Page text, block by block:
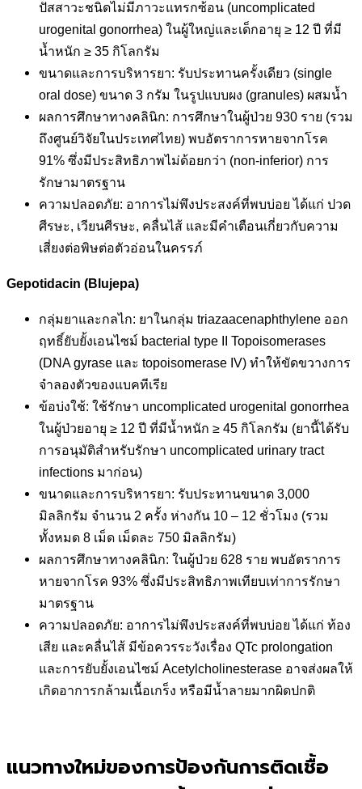
ปัสสาวะชนิดไม่มีภาวะแทรกซ้อน (uncomplicated
urogenital gonorrhea) ในผู้ใหญ่และเด็กอายุ ≥ 12 ปี ที่มี
น้ำหนัก ≥ 35 กิโลกรัม
ขนาดและการบริหารยา: รับประทานครั้งเดียว (single
oral dose) ขนาด 3 กรัม ในรูปแบบผง (granules) ผสมน้ำ
ผลการศึกษาทางคลินิก: การศึกษาในผู้ป่วย 930 ราย (รวม
ถึงศูนย์วิจัยในประเทศไทย) พบอัตราการหายจากโรค
91% ซึ่งมีประสิทธิภาพไม่ด้อยกว่า (non-inferior) การ
รักษามาตรฐาน
ความปลอดภัย: อาการไม่พึงประสงค์ที่พบบ่อย ได้แก่ ปวด
ศีรษะ, เวียนศีรษะ, คลื่นไส้ และมีคำเตือนเกี่ยวกับความ
เสี่ยงต่อพิษต่อตัวอ่อนในครรภ์
Gepotidacin (Blujepa)
กลุ่มยาและกลไก: ยาในกลุ่ม triazaacenaphthylene ออก
ฤทธิ์ยับยั้งเอนไซม์ bacterial type II Topoisomerases
(DNA gyrase และ topoisomerase IV) ทำให้ขัดขวางการ
จำลองตัวของแบคทีเรีย
ข้อบ่งใช้: ใช้รักษา uncomplicated urogenital gonorrhea
ในผู้ป่วยอายุ ≥ 12 ปี ที่มีน้ำหนัก ≥ 45 กิโลกรัม (ยานี้ได้รับ
การอนุมัติสำหรับรักษา uncomplicated urinary tract
infections มาก่อน)
ขนาดและการบริหารยา: รับประทานขนาด 3,000
มิลลิกรัม จำนวน 2 ครั้ง ห่างกัน 10 – 12 ชั่วโมง (รวม
ทั้งหมด 8 เม็ด เม็ดละ 750 มิลลิกรัม)
ผลการศึกษาทางคลินิก: ในผู้ป่วย 628 ราย พบอัตราการ
หายจากโรค 93% ซึ่งมีประสิทธิภาพเทียบเท่าการรักษา
มาตรฐาน
ความปลอดภัย: อาการไม่พึงประสงค์ที่พบบ่อย ได้แก่ ท้อง
เสีย และคลื่นไส้ มีข้อควรระวังเรื่อง QTc prolongation
และการยับยั้งเอนไซม์ Acetylcholinesterase อาจส่งผลให้
เกิดอาการกล้ามเนื้อเกร็ง หรือมีน้ำลายมากผิดปกติ
แนวทางใหม่ของการป้องกันการติดเชื้อ